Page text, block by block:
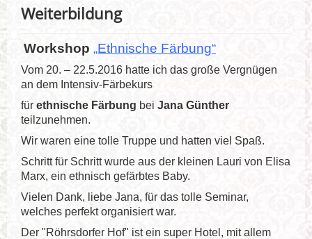
Weiterbildung
Workshop „Ethnische Färbung“
Vom 20. – 22.5.2016 hatte ich das große Vergnügen
an dem Intensiv-Färbekurs
für ethnische Färbung bei Jana Günther
teilzunehmen.
Wir waren eine tolle Truppe und hatten viel Spaß.
Schritt für Schritt wurde aus der kleinen Lauri von Elisa
Marx, ein ethnisch gefärbtes Baby.
Vielen Dank, liebe Jana, für das tolle Seminar,
welches perfekt organisiert war.
Der "Röhrsdorfer Hof" ist ein super Hotel, mit allem